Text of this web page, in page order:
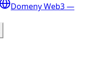
Domeny Web3 —